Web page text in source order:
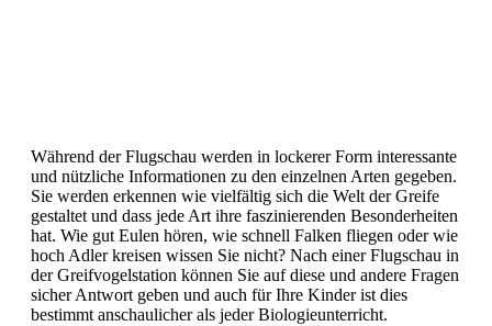
Während der Flugschau werden in lockerer Form interessante
und nützliche Informationen zu den einzelnen Arten gegeben.
Sie werden erkennen wie vielfältig sich die Welt der Greife
gestaltet und dass jede Art ihre faszinierenden Besonderheiten
hat. Wie gut Eulen hören, wie schnell Falken fliegen oder wie
hoch Adler kreisen wissen Sie nicht? Nach einer Flugschau in
der Greifvogelstation können Sie auf diese und andere Fragen
sicher Antwort geben und auch für Ihre Kinder ist dies
bestimmt anschaulicher als jeder Biologieunterricht.